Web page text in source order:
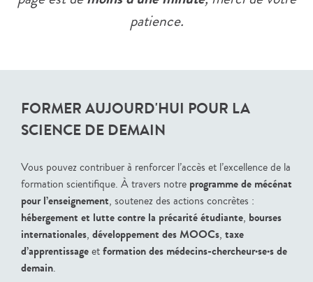
patience.
FORMER AUJOURD'HUI POUR LA
SCIENCE DE DEMAIN
Vous pouvez contribuer à renforcer l’accès et l’excellence de la
formation scientifique. À travers notre programme de mécénat
pour l’enseignement, soutenez des actions concrètes :
hébergement et lutte contre la précarité étudiante, bourses
internationales, développement des MOOCs, taxe
d’apprentissageetformation des médecins-chercheur·se·s de
demain.